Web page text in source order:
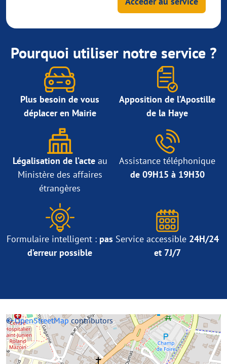
Pourquoi utiliser notre service ?
Plus besoin de vous
déplacer en Mairie
Apposition de l’Apostille
de la Haye
Légalisation de l’acteau
Ministère des affaires
étrangères
Assistance téléphonique
de 09H15 à 19H30
Formulaire intelligent : pas
d’erreur possible
Service accessible 24H/24
et 7J/7
+−
©OpenStreetMapcontributors